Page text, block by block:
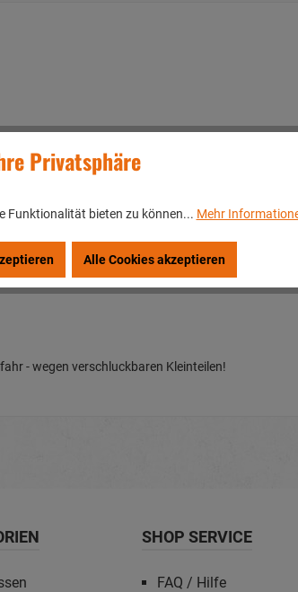
- wegen verschluckbaren Kleinteilen!
SHOP SERVICE
FAQ / Hilfe
Privatsphäre
Funktionalität bieten zu können... Mehr
Alle Cookies akzeptieren